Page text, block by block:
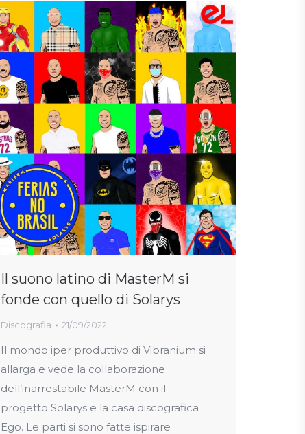
Il suono latino di MasterM si
fonde con quello di Solarys
Discografia 21/09/2022
Il mondo iper produttivo di Vibranium si
allarga e vede la collaborazione
dell’inarrestabile MasterM con il
progetto Solarys e la casa discografica
Ego. Le parti si sono fatte ispirare